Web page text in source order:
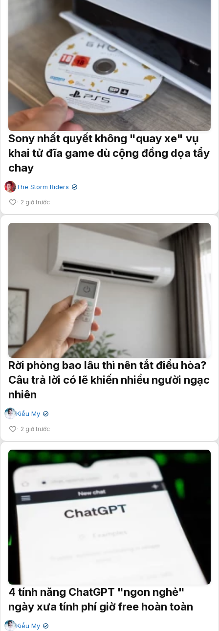
Sony nhất quyết không "quay xe" vụ
khai tử đĩa game dù cộng đồng dọa tẩy
chay
The Storm Riders ✔
2 giờ trước
Rời phòng bao lâu thì nên tắt điều hòa?
Câu trả lời có lẽ khiến nhiều người ngạc
nhiên
Kiều My ✔
2 giờ trước
4 tính năng ChatGPT "ngon nghẻ"
ngày xưa tính phí giờ free hoàn toàn
Kiều My ✔